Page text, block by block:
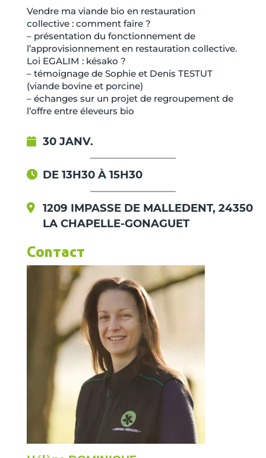
Vendre ma viande bio en restauration
collective : comment faire ?
– présentation du fonctionnement de
l’approvisionnement en restauration collective.
Loi EGALIM : késako ?
– témoignage de Sophie et Denis TESTUT
(viande bovine et porcine)
– échanges sur un projet de regroupement de
l’offre entre éleveurs bio
30 JANV.
DE 13H30 À 15H30
1209 IMPASSE DE MALLEDENT, 24350
LA CHAPELLE-GONAGUET
Contact